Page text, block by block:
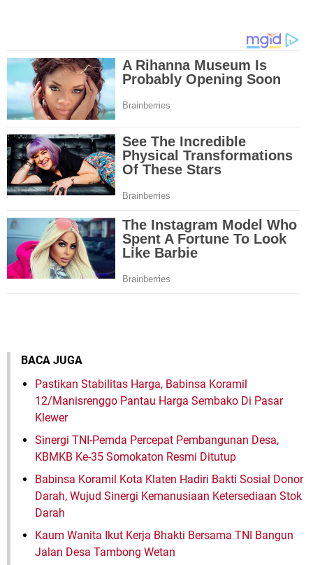
BACA JUGA
Pastikan Stabilitas Harga, Babinsa Koramil
12/Manisrenggo Pantau Harga Sembako Di Pasar
Klewer
Sinergi TNI-Pemda Percepat Pembangunan Desa,
KBMKB Ke-35 Somokaton Resmi Ditutup
Babinsa Koramil Kota Klaten Hadiri Bakti Sosial Donor
Darah, Wujud Sinergi Kemanusiaan Ketersediaan Stok
Darah
Kaum Wanita Ikut Kerja Bhakti Bersama TNI Bangun
Jalan Desa Tambong Wetan